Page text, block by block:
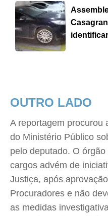
OUTRO LADO
A reportagem procurou
do Ministério Público
pelo deputado. O
cargos advém de
Justiça, após
Procuradores e não
as medidas